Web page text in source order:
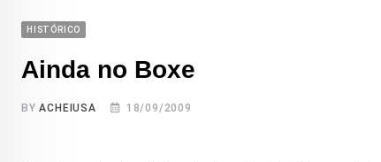
HISTÓRICO
Ainda no Boxe
BYACHEIUSA 18/09/2009